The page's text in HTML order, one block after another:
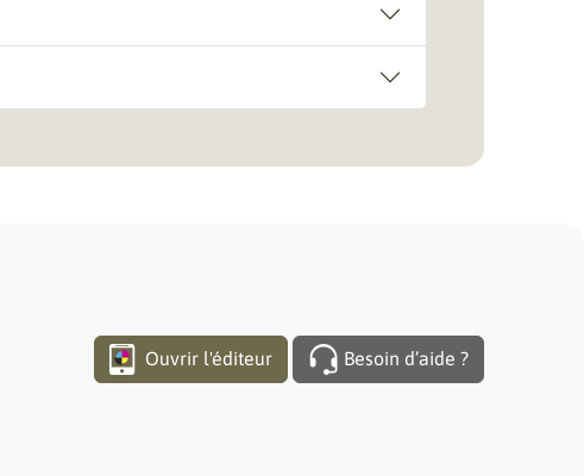
Ouvrir l'éditeur Besoin d’aide ?